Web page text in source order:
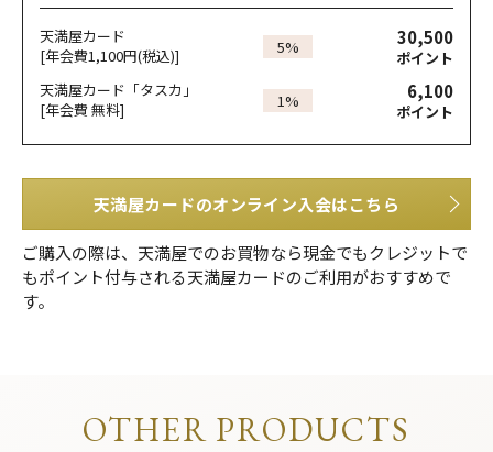
天満屋カード
[年会費1,100円(税込)]
5% 30,500
ポイント
天満屋カード「タスカ」
[年会費 無料]
1% 6,100
ポイント
天満屋カードのオンライン入会はこちら
ご購入の際は、天満屋でのお買物なら現金でもクレジットで
もポイント付与される天満屋カードのご利用がおすすめで
す。
OTHER PRODUCTS